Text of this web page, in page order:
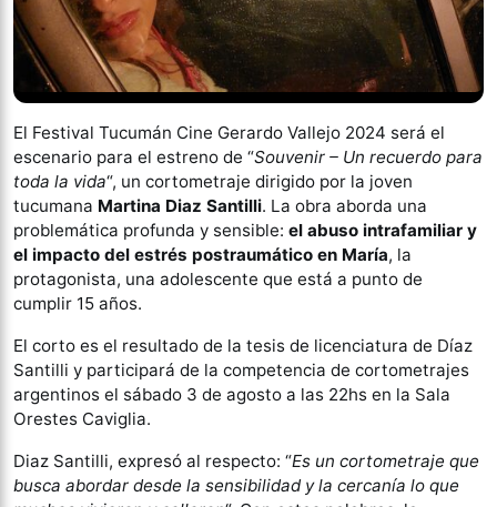
El Festival Tucumán Cine Gerardo Vallejo 2024 será el
escenario para el estreno de “Souvenir – Un recuerdo para
toda la vida“, un cortometraje dirigido por la joven
tucumana Martina Diaz Santilli. La obra aborda una
problemática profunda y sensible: el abuso intrafamiliar y
el impacto del estrés postraumático en María, la
protagonista, una adolescente que está a punto de
cumplir 15 años.
El corto es el resultado de la tesis de licenciatura de Díaz
Santilli y participará de la competencia de cortometrajes
argentinos el sábado 3 de agosto a las 22hs en la Sala
Orestes Caviglia.
Diaz Santilli, expresó al respecto: “Es un cortometraje que
busca abordar desde la sensibilidad y la cercanía lo que